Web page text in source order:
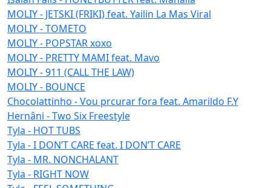
MOLIY - JETSKI (FRIKI) feat. Yailin La Mas Viral
MOLIY - TOMETO
MOLIY - POPSTAR xoxo
MOLIY - PRETTY MAMI feat. Mavo
MOLIY - 911 (CALL THE LAW)
MOLIY - BOUNCE
Chocolattinho - Vou prcurar fora feat. Amarildo F.Y
Hernâni - Two Six Freestyle
Tyla - HOT TUBS
Tyla - I DON’T CARE feat. I DON’T CARE
Tyla - MR. NONCHALANT
Tyla - RIGHT NOW